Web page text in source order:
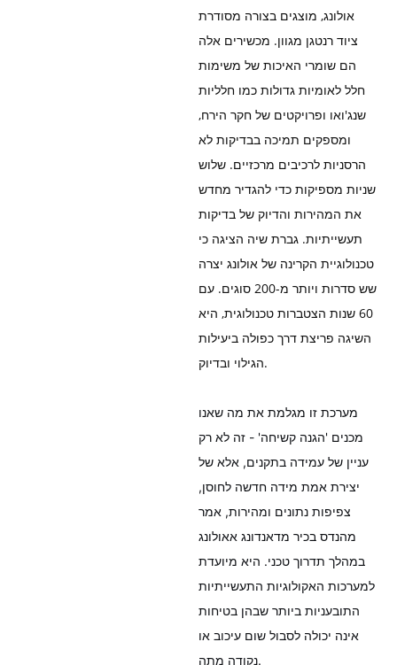
אולונג, מוצגים בצורה מסודרת
ציוד רנטגן מגוון. מכשירים אלה
הם שומרי האיכות של משימות
חלל לאומיות גדולות כמו חלליות
שנג'ואו ופרויקטים של חקר הירח,
ומספקים תמיכה בבדיקות לא
הרסניות לרכיבים מרכזיים. שלוש
שניות מספיקות כדי להגדיר מחדש
את המהירות והדיוק של בדיקות
תעשייתיות. גברת שיה הציגה כי
טכנולוגיית הקרינה של אולונג יצרה
שש סדרות ויותר מ-200 סוגים. עם
60 שנות הצטברות טכנולוגית, היא
השיגה פריצת דרך כפולה ביעילות
הגילוי ובדיוק.
מערכת זו מגלמת את מה שאנו
מכנים 'הגנה קשיחה' - זה לא רק
עניין של עמידה בתקנים, אלא של
יצירת אמת מידה חדשה לחוסן,
צפיפות נתונים ומהירות, אמר
מהנדס בכיר מדאנדונג אאולונג
במהלך תדרוך טכני. היא מיועדת
למערכות האקולוגיות התעשייתיות
התובעניות ביותר שבהן בטיחות
אינה יכולה לסבול שום עיכוב או
נקודה מתה.